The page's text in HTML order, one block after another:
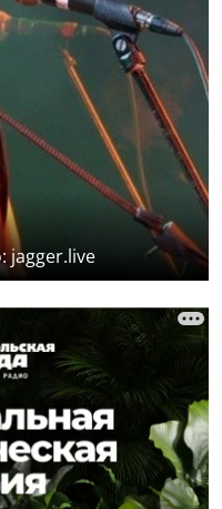
jagger.live